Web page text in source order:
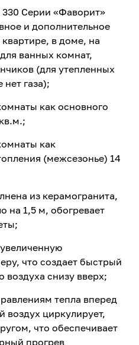
Серии «Фаворит»
и дополнительное
в доме, на
ванных комнат,
(для утепленных
газа);
как основного
как
(межсезонье) 14
из керамогранита,
на 1,5 м, обогревает
что создает быстрый
воздуха снизу вверх;
тепла вперед
воздух циркулирует,
что обеспечивает
прогрев